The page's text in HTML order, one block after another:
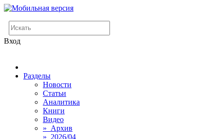
Вход
Разделы
Новости
Статьи
Аналитика
Книги
Видео
» Архив
» 2026/04